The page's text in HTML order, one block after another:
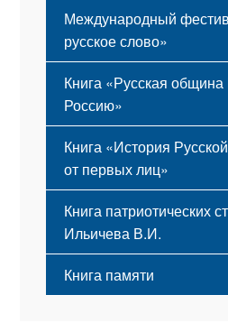
Международный
русское слово»
Книга «Русская
Россию»
Книга «История
от первых лиц»
Книга патриотических
Ильичева В.И.
Книга памяти